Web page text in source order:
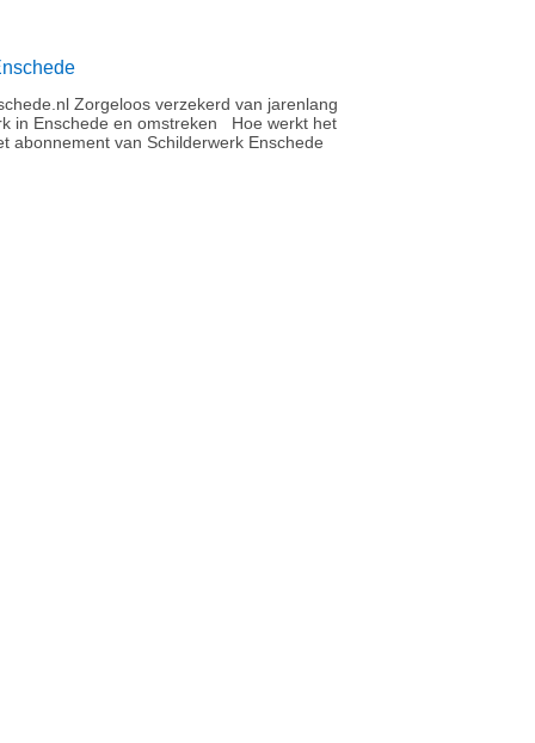
Zorgeloos verzekerd van jarenlang
in Enschede en omstreken Hoe werkt het
abonnement van Schilderwerk Enschede